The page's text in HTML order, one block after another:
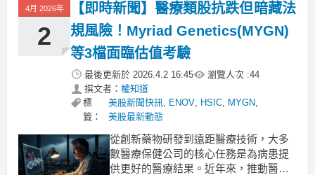
4月 2026年
2
【即時新聞】醫療類股抗跌但暗藏法
規風險！Myriad Genetics(MYGN)
等3檔面臨估值考驗
最後更新於 2026.4.2 16:45 瀏覽人次 :44
撰文者： 權知道
標
籤：
美股新聞快訊, ENOV, HSIC, MYGN,
美股最新動態
從創新藥物研發到遠距醫療技術，大多
數醫療保健公司的核心任務是為病患提
供更好的醫療結果。近年來，推動醫療